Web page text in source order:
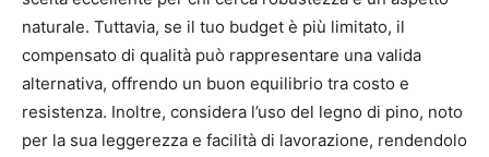
naturale. Tuttavia, se il tuo budget è più limitato, il
compensato di qualità può rappresentare una valida
alternativa, offrendo un buon equilibrio tra costo e
resistenza. Inoltre, considera l’uso del legno di pino, noto
per la sua leggerezza e facilità di lavorazione, rendendolo